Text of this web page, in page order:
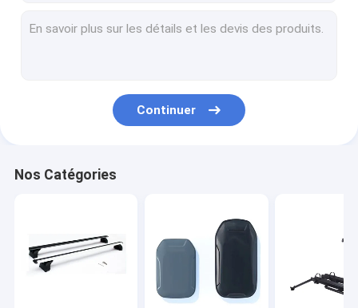
Continuer
Nos Catégories